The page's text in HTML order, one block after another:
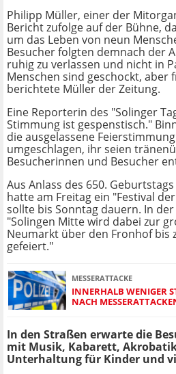
Philipp Müller, einer der
Bericht zufolge auf der Bühne,
um das Leben von neun
Besucher folgten demnach der
ruhig zu verlassen und nicht in
Menschen sind geschockt, aber
berichtete Müller der Zeitung.
Eine Reporterin des "Solinger
Stimmung ist gespenstisch."
die ausgelassene
umgeschlagen, ihr seien
Besucherinnen und Besucher
Aus Anlass des 650.
hatte am Freitag ein "Festival
sollte bis Sonntag dauern. In
"Solingen Mitte wird dabei zur
Neumarkt über den Fronhof bis
gefeiert."
MESSERATTACKE
INNERHALB WENIGER
NACH
In den Straßen erwarte die
mit Musik, Kabarett,
Unterhaltung für Kinder und